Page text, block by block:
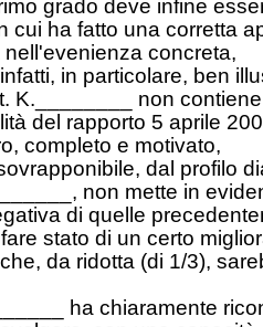
grado deve infine
cui ha fatto una corretta
concreta,
in particolare, ben
K.________ non
del rapporto 5 aprile
completo e motivato,
dal profilo
non mette in
di quelle
stato di un certo
da ridotta (di 1/3),
ha chiaramente